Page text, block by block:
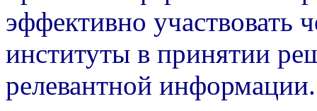
эффективно участвовать
институты в принятии
релевантной информации.